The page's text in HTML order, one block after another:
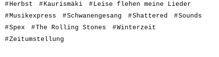
#Herbst #Kaurismäki #Leise flehen meine Lieder
#Musikexpress #Schwanengesang #Shattered #Sounds
#Spex #The Rolling Stones #Winterzeit
#Zeitumstellung